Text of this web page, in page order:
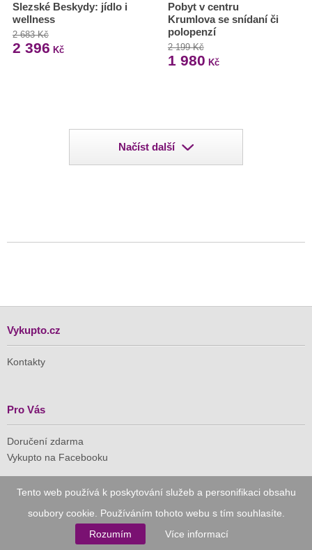
Tento web používá k poskytování služeb a personifikaci obsahu
soubory cookie. Používáním tohoto webu s tím souhlasíte.
Rozumím
Více informací
Slezské Beskydy: jídlo i
wellness
2 683 Kč
2 396 Kč
Pobyt v centru
Krumlova se snídaní či
polopenzí
2 199 Kč
1 980 Kč
Načíst další
Vykupto.cz
Kontakty
Pro Vás
Doručení zdarma
Vykupto na Facebooku
Důvěryhodný nákup
Naše společnost je členem Asociace pro elektronickou
komerci (APEK)